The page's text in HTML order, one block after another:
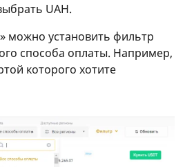
UAH.
можно установить фильтр
способа оплаты. Например,
которого хотите